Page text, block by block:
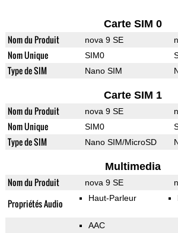
Carte SIM 0
Nom du Produit nova 9 SE
Nom Unique SIM0
Type de SIM Nano SIM
Carte SIM 1
Nom du Produit nova 9 SE
Nom Unique SIM0
Type de SIM Nano SIM/MicroSD
Multimedia
Nom du Produit nova 9 SE
Propriétés Audio Haut-Parleur
AAC